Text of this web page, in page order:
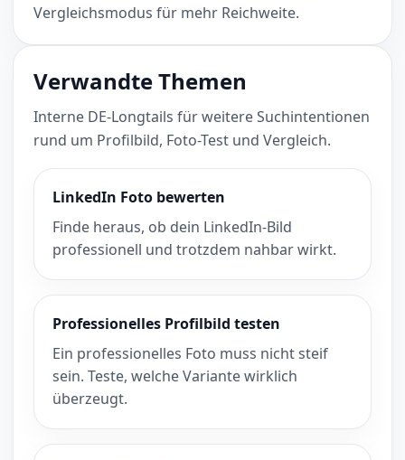
Vergleichsmodus für mehr Reichweite.
Verwandte Themen
Interne DE-Longtails für weitere Suchintentionen
rund um Profilbild, Foto-Test und Vergleich.
LinkedIn Foto bewerten
Finde heraus, ob dein LinkedIn-Bild
professionell und trotzdem nahbar wirkt.
Professionelles Profilbild testen
Ein professionelles Foto muss nicht steif
sein. Teste, welche Variante wirklich
überzeugt.